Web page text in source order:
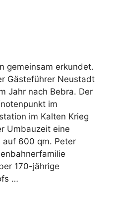
gemeinsam erkundet.
Gästeführer Neustadt
Jahr nach Bebra. Der
im
im Kalten Krieg
Umbauzeit eine
auf 600 qm. Peter
170-jährige
…